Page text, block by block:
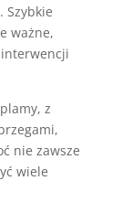
Szybkie
ważne,
z
nie zawsze
wiele